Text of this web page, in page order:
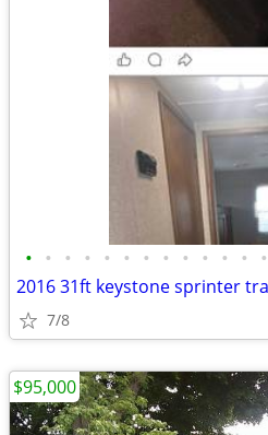
• • • • • • • • • • • • •
2016 31ft keystone sprinter
7/8
$95,000